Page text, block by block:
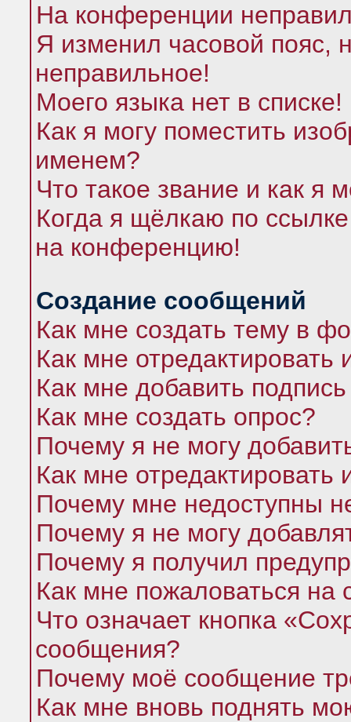
На конференции
Я изменил часовой пояс,
неправильное!
Моего языка нет в списке!
Как я могу поместить
именем?
Что такое звание и как я
Когда я щёлкаю по
на конференцию!
Создание сообщений
Как мне создать тему в
Как мне
Как мне добавить
Как мне создать опрос?
Почему я не могу
Как мне отредактировать
Почему мне недоступны
Почему я не могу
Почему я получил
Как мне пожаловаться
Что означает кнопка
сообщения?
Почему моё сообщение
Как мне вновь поднять